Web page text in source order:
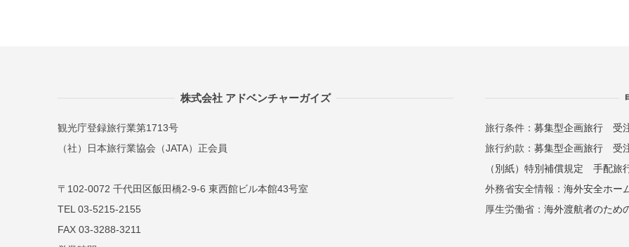
株式会社 アドベンチャーガイズ
観光庁登録旅行業第1713号
（社）日本旅行業協会（JATA）正会員
〒102-0072 千代田区飯田橋2-9-6 東西館ビル本館43号室
TEL 03-5215-2155
FAX 03-3288-3211
旅行条件： 募集型企画旅行
受
旅行約款： 募集型企画旅行
受
（別紙）特別補償規定
手配旅
外務省安全情報： 海外安全ホー
厚生労働省： 海外渡航者のため